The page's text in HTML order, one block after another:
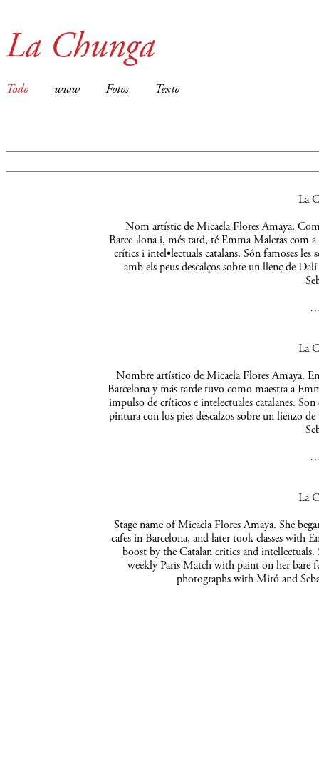
La Chunga
Todo www Fotos Texto
La
Nom artístic de Micaela Flores Amaya.
Barce¬lona i, més tard, té Emma Maleras com
crítics i intel•lectuals catalans. Són famoses
amb els peus descalços sobre un llenç de
La
Nombre artístico de Micaela Flores Amaya.
Barcelona y más tarde tuvo como maestra a
impulso de críticos e intelectuales catalanes.
pintura con los pies descalzos sobre un lienzo
La
Stage name of Micaela Flores Amaya. She
cafes in Barcelona, and later took classes with
boost by the Catalan critics and
weekly Paris Match with paint on her bare
photographs with Miró and